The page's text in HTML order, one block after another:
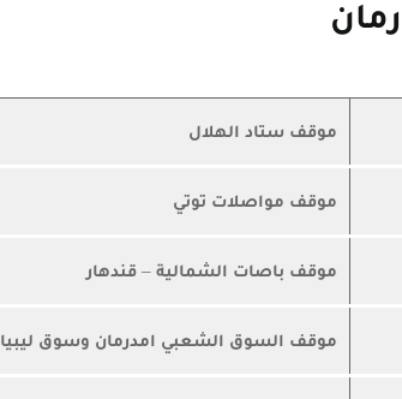
موقف ستاد الهلال
موقف مواصلات توتي
موقف باصات الشمالية – قندهار
موقف السوق الشعبي امدرمان وسوق ليبيا